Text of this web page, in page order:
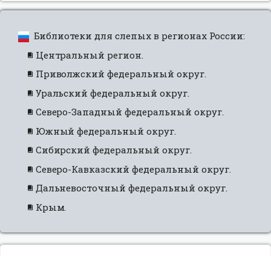
Библиотеки для слепых в регионах России:
Центральный регион.
Приволжский федеральный округ.
Уральский федеральный округ.
Северо-Западный федеральный округ.
Южный федеральный округ.
Сибирский федеральный округ.
Северо-Кавказский федеральный округ.
Дальневосточный федеральный округ.
Крым.